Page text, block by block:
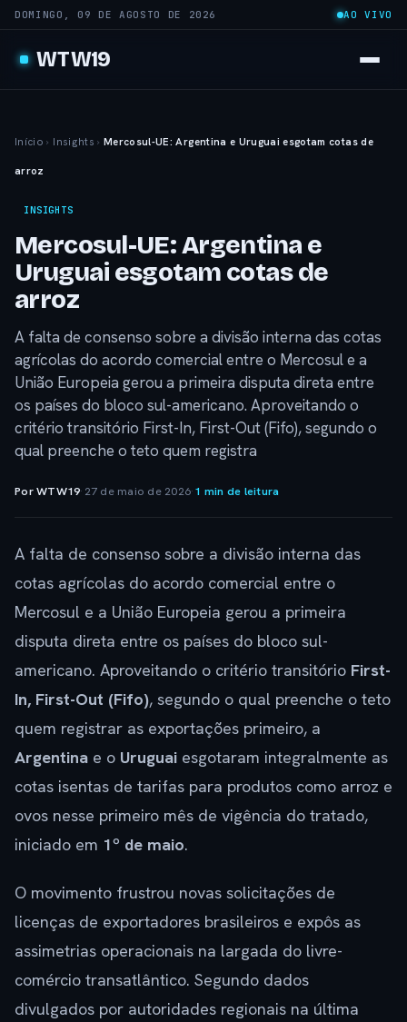
DOMINGO, 09 DE AGOSTO DE 2026 AO VIVO
WTW19
Início › Insights › Mercosul-UE: Argentina e Uruguai esgotam cotas de
arroz
INSIGHTS
Mercosul-UE: Argentina e
Uruguai esgotam cotas de
arroz
A falta de consenso sobre a divisão interna das cotas
agrícolas do acordo comercial entre o Mercosul e a
União Europeia gerou a primeira disputa direta entre
os países do bloco sul-americano. Aproveitando o
critério transitório First-In, First-Out (Fifo), segundo o
qual preenche o teto quem registra
Por WTW19· 27 de maio de 2026·1 min de leitura
A falta de consenso sobre a divisão interna das
cotas agrícolas do acordo comercial entre o
Mercosul e a União Europeia gerou a primeira
disputa direta entre os países do bloco sul-
americano. Aproveitando o critério transitório First-
In, First-Out (Fifo), segundo o qual preenche o teto
quem registrar as exportações primeiro, a
Argentina e o Uruguai esgotaram integralmente as
cotas isentas de tarifas para produtos como arroz e
ovos nesse primeiro mês de vigência do tratado,
iniciado em 1º de maio.
O movimento frustrou novas solicitações de
licenças de exportadores brasileiros e expôs as
assimetrias operacionais na largada do livre-
comércio transatlântico. Segundo dados
divulgados por autoridades regionais na última